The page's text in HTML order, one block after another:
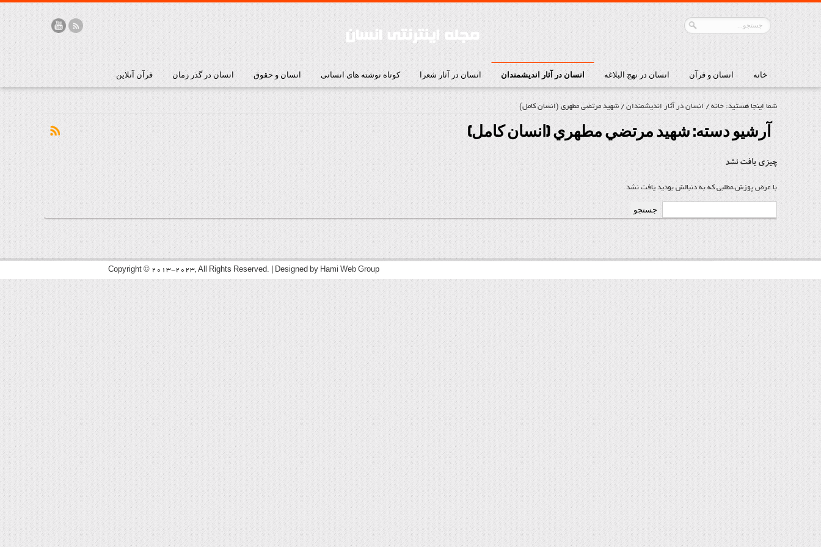
خانه انسان و قرآن انسان در نهج البلاغه انسان در آثار اندیشمندان انسان در آثار شعرا کوتاه نوشته های انسانی انسان و حقوق انسان در گذر زمان قرآن آنلاین
شما اینجا هستید: خانه / انسان در آثار اندیشمندان/ شهيد مرتضي مطهري (انسان كامل)
آرشیو دسته:شهيد مرتضي مطهري (انسان كامل)
چیزی یافت نشد
با عرض پوزش،مطلبی که به دنبالش بودید یافت نشد
برای:
Copyright © 2013-2023, All Rights Reserved. | Designed by Hami Web Group